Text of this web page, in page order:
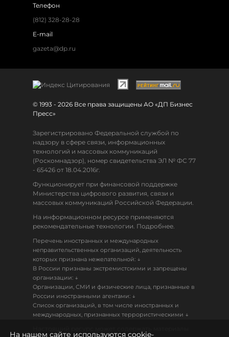
Телефон
(812) 328-28-28
E-mail
gazeta@dp.ru
© 1993 - 2026 Все права защищены АО «ДП Бизнес
Пресс»
Зарегистрировано Федеральной службой по
надзору в сфере связи, информационных
технологий и массовых коммуникаций
(Роскомнадзор), номер свидетельства ЭЛ № ФС 77
- 65426 от 18.04.2016г.
Функционирует при финансовой поддержке
Министерства цифрового развития, связи и
массовых коммуникаций Российской Федерации.
На информационном ресурсе применяются
рекомендательные технологии. Подробнее.
Перечень иностранных и международных
неправительственных организаций, деятельность
которых признана нежелательной: ↓
В России признаны экстремистскими и запрещены
организации: ↓
Организации, СМИ и физические лица, признанные в
России иностранными агентами: ↓
Список организаций, в том числе иностранных и
международных, признанных террористическими ↓
На нашем сайте используются cookie-